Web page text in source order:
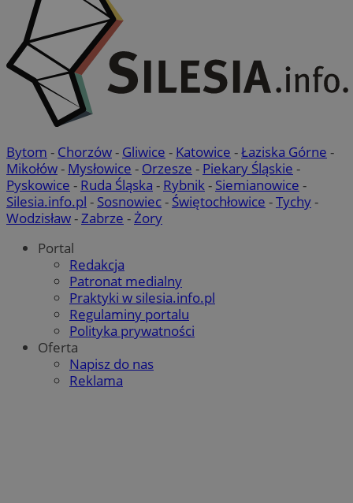
Bytom - Chorzów- Gliwice - Katowice -Łaziska Górne -
Mikołów- Mysłowice - Orzesze - Piekary Śląskie -
Pyskowice - Ruda Śląska - Rybnik- Siemianowice -
Silesia.info.pl - Sosnowiec- Świętochłowice -Tychy-
Wodzisław-Zabrze -Żory
Portal
Redakcja
Patronat medialny
Praktyki w silesia.info.pl
Regulaminy portalu
Polityka prywatności
Oferta
Napisz do nas
Reklama